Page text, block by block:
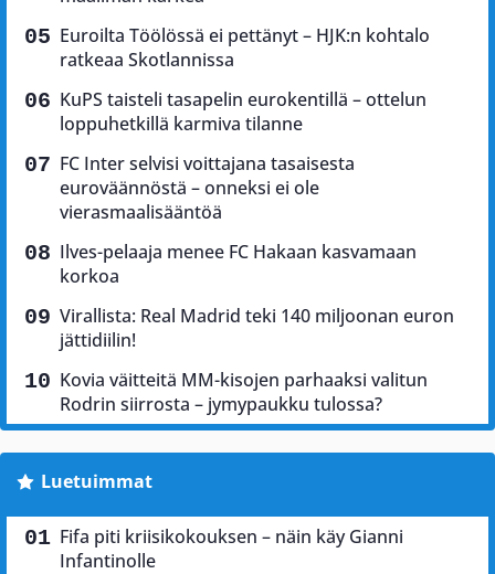
Euroilta Töölössä ei pettänyt – HJK:n kohtalo
ratkeaa Skotlannissa
KuPS taisteli tasapelin eurokentillä – ottelun
loppuhetkillä karmiva tilanne
FC Inter selvisi voittajana tasaisesta
euroväännöstä – onneksi ei ole
vierasmaalisääntöä
Ilves-pelaaja menee FC Hakaan kasvamaan
korkoa
Virallista: Real Madrid teki 140 miljoonan euron
jättidiilin!
Kovia väitteitä MM-kisojen parhaaksi valitun
Rodrin siirrosta – jymypaukku tulossa?
Luetuimmat
Fifa piti kriisikokouksen – näin käy Gianni
Infantinolle